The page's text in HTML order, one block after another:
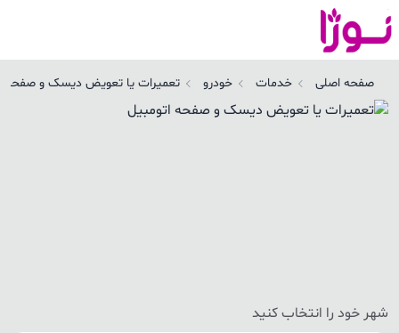
صفحه اصلی خدمات خودرو تعمیرات یا تعویض دیسک و صفحه
شهر خود را انتخاب کنید